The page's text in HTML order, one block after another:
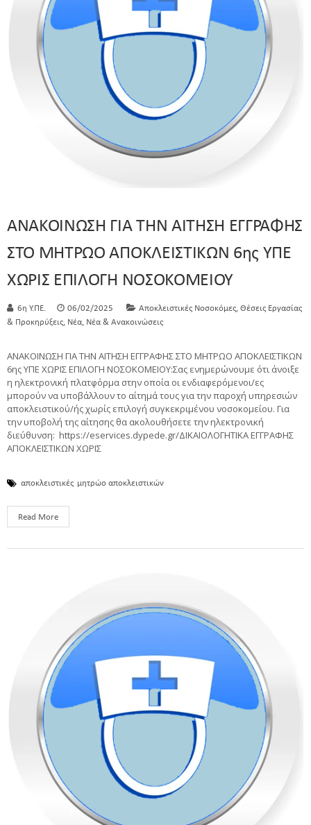
ΑΝΑΚΟΙΝΩΣΗ ΓΙΑ ΤΗΝ ΑΙΤΗΣΗ ΕΓΓΡΑΦΗΣ
ΣΤΟ ΜΗΤΡΩΟ ΑΠΟΚΛΕΙΣΤΙΚΩΝ 6ης ΥΠΕ
ΧΩΡΙΣ ΕΠΙΛΟΓΗ ΝΟΣΟΚΟΜΕΙΟΥ
6η Υ.ΠΕ. 06/02/2025 Αποκλειστικές Νοσοκόμες Θέσεις Εργασίας
& Προκηρύξεις Νέα Νέα & Ανακοινώσεις
ΑΝΑΚΟΙΝΩΣΗ ΓΙΑ ΤΗΝ ΑΙΤΗΣΗ ΕΓΓΡΑΦΗΣ ΣΤΟ ΜΗΤΡΩΟ ΑΠΟΚΛΕΙΣΤΙΚΩΝ
6ης ΥΠΕ ΧΩΡΙΣ ΕΠΙΛΟΓΗ ΝΟΣΟΚΟΜΕΙΟΥ:Σας ενημερώνουμε ότι άνοιξε
η ηλεκτρονική πλατφόρμα στην οποία οι ενδιαφερόμενοι/ες
μπορούν να υποβάλλουν το αίτημά τους για την παροχή υπηρεσιών
αποκλειστικού/ής χωρίς επιλογή συγκεκριμένου νοσοκομείου. Για
την υποβολή της αίτησης θα ακολουθήσετε την ηλεκτρονική
διεύθυνση: https://eservices.dypede.gr/ΔΙΚΑΙΟΛΟΓΗΤΙΚΑ ΕΓΓΡΑΦΗΣ
ΑΠΟΚΛΕΙΣΤΙΚΩΝ ΧΩΡΙΣ
αποκλειστικές μητρώο αποκλειστικών
Read More